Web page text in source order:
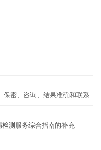
保密、咨询、结果准确和联系
测服务综合指南的补充